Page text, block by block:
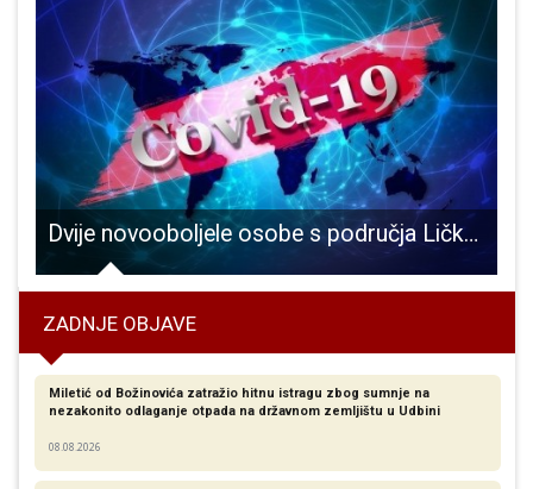
Dvije novooboljele osobe s područja Ličko-senjske županije u protekla 24 sata
ZADNJE OBJAVE
Miletić od Božinovića zatražio hitnu istragu zbog sumnje na
nezakonito odlaganje otpada na državnom zemljištu u Udbini
08.08.2026